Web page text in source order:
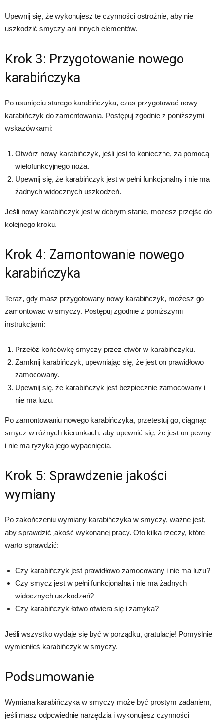
Upewnij się, że wykonujesz te czynności ostrożnie, aby nie
uszkodzić smyczy ani innych elementów.
Krok 3: Przygotowanie nowego
karabińczyka
Po usunięciu starego karabińczyka, czas przygotować nowy
karabińczyk do zamontowania. Postępuj zgodnie z poniższymi
wskazówkami:
Otwórz nowy karabińczyk, jeśli jest to konieczne, za pomocą
wielofunkcyjnego noża.
Upewnij się, że karabińczyk jest w pełni funkcjonalny i nie ma
żadnych widocznych uszkodzeń.
Jeśli nowy karabińczyk jest w dobrym stanie, możesz przejść do
kolejnego kroku.
Krok 4: Zamontowanie nowego
karabińczyka
Teraz, gdy masz przygotowany nowy karabińczyk, możesz go
zamontować w smyczy. Postępuj zgodnie z poniższymi
instrukcjami:
Przełóż końcówkę smyczy przez otwór w karabińczyku.
Zamknij karabińczyk, upewniając się, że jest on prawidłowo
zamocowany.
Upewnij się, że karabińczyk jest bezpiecznie zamocowany i
nie ma luzu.
Po zamontowaniu nowego karabińczyka, przetestuj go, ciągnąc
smycz w różnych kierunkach, aby upewnić się, że jest on pewny
i nie ma ryzyka jego wypadnięcia.
Krok 5: Sprawdzenie jakości
wymiany
Po zakończeniu wymiany karabińczyka w smyczy, ważne jest,
aby sprawdzić jakość wykonanej pracy. Oto kilka rzeczy, które
warto sprawdzić:
Czy karabińczyk jest prawidłowo zamocowany i nie ma luzu?
Czy smycz jest w pełni funkcjonalna i nie ma żadnych
widocznych uszkodzeń?
Czy karabińczyk łatwo otwiera się i zamyka?
Jeśli wszystko wydaje się być w porządku, gratulacje! Pomyślnie
wymieniłeś karabińczyk w smyczy.
Podsumowanie
Wymiana karabińczyka w smyczy może być prostym zadaniem,
jeśli masz odpowiednie narzędzia i wykonujesz czynności